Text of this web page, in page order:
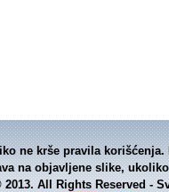
ne krše pravila
na objavljene slike,
All Rights Reserved -